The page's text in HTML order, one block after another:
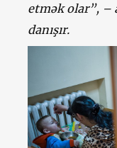
etmək olar”, –
danışır.